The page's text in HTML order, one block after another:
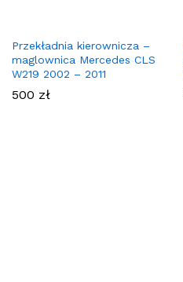
Przekładnia kierownicza –
maglownica Mercedes CLS
W219 2002 – 2011
500 zł